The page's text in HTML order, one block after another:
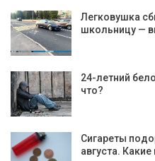
Легковушка
школьницу —
24-летний
что?
Сигареты
августа.